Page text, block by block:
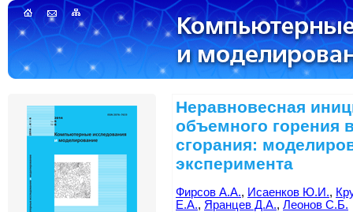
Неравновесная
объемного горения
сгорания:
эксперимента
Фирсов А.А., Исаенков Ю.И.,
Е.А., Яранцев Д.А., Леонов С.Б.